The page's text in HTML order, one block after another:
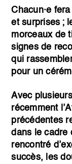
Chacun·e
et surprises ;
morceaux de
signes de
qui
pour un
Avec
récemment
précédentes
dans le cadre
rencontré
succès, les